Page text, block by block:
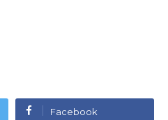
Facebook